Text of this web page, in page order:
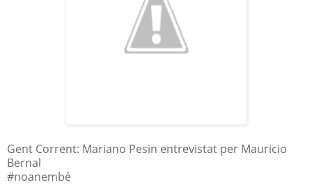
Gent Corrent: Mariano Pesin entrevistat per Mauricio
Bernal
#noanembé